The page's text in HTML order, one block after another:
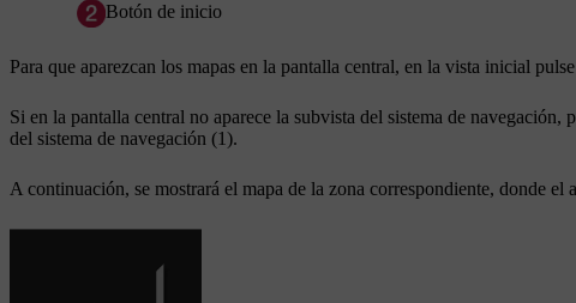
Botón de inicio
Para que aparezcan los mapas en la pantalla central, en la vista inicial
Si en la pantalla central no aparece la subvista del sistema de
del sistema de navegación (1).
A continuación, se mostrará el mapa de la zona correspondiente, donde